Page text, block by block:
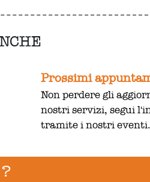
Prossimi
Non perdere gli
nostri servizi, segui
tramite i nostri eventi.